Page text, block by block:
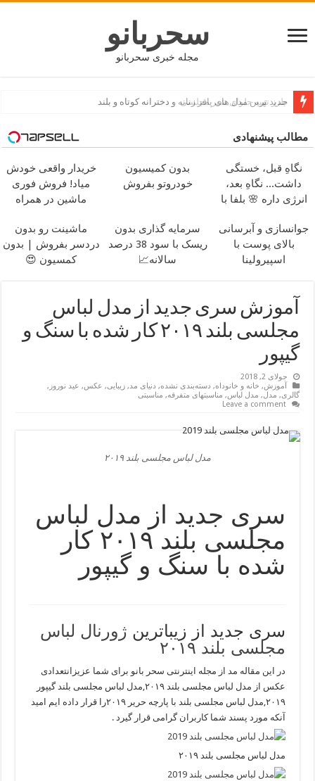
سحربانو
مجله خبری سحربانو
جدید ترین مدل های پافر زنانه و دخترانه کوتاه و بلند
مطالب پیشنهادی
نگاهِ قبل، خستگی
داشت... نگاهِ بعد،
انرژی داره 🌸 بلفا با
بدون کمیسیون
خودروتو بفروش
خریدار واقعی خودش
میاد! فروش فوری
ماشین در همراه
جوانسازی و آبرسانی
بالای پوست با
اسپیرولینا
سرمایه گذاری بدون
ریسک با سود 38 درصد
سالانه📈
ماشینت رو بدون
دردسر بفروش | بدون
کمسیون 😍
آموزش سری جدید از مدل لباس
مجلسی بلند ۲۰۱۹ کار شده با سنگ و
گیپور
جولای 2, 2018
آموزش, خانه و خانوداه, دسته‌بندی نشده, دنیای مد,زیبایی, عکس, عید نوروز ,
گالری, مدل, مدل لباس, مناسبتهای متفرقه, مناسبتی
Leave a comment
مدل لباس مجلسی بلند ۲۰۱۹
سری جدید از مدل لباس
مجلسی بلند ۲۰۱۹ کار
شده با سنگ و گیپور
سری جدید از زیباترین ژورنال لباس
مجلسی بلند ۲۰۱۹
در این مقاله مد از مجله اینترنتی سحر بانو برای شما عزیزانتعدادی
عکس از مدل لباس مجلسی بلند ۲۰۱۹,مدل لباس مجلسی بلند گیپور
۲۰۱۹,مدل لباس مجلسی بلند با پارچه حریر ۲۰۱۹را قرار داده ایم امید
آنکه مورد پسند شما کاربران گرامی قرار گیرد .
مدل لباس مجلسی بلند ۲۰۱۹